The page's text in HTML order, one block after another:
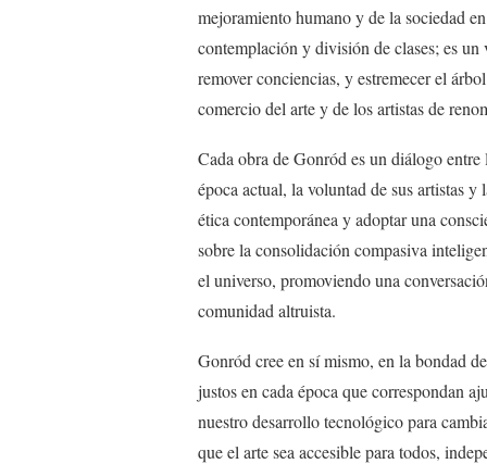
mejoramiento humano y de la sociedad
contemplación y división de clases; es
remover conciencias, y estremecer el
comercio del arte y de los artistas de
Cada obra de Gonród es un diálogo
época actual, la voluntad de sus artistas
ética contemporánea y adoptar una
sobre la consolidación compasiva
el universo, promoviendo una
comunidad altruista.
Gonród cree en sí mismo, en la bondad
justos en cada época que correspondan
nuestro desarrollo tecnológico para
que el arte sea accesible para todos,